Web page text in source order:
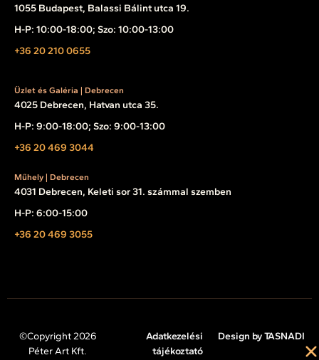
1055 Budapest, Balassi Bálint utca 19.
H-P: 10:00-18:00; Szo: 10:00-13:00
+36 20 210 0655
Üzlet és Galéria | Debrecen
4025 Debrecen, Hatvan utca 35.
H-P: 9:00-18:00; Szo: 9:00-13:00
+36 20 469 3044
Műhely | Debrecen
4031 Debrecen, Keleti sor 31. számmal szemben
H-P: 6:00-15:00
+36 20 469 3055
©Copyright 2026
Péter Art Kft.
Adatkezelési
tájékoztató
Design by TASNADI